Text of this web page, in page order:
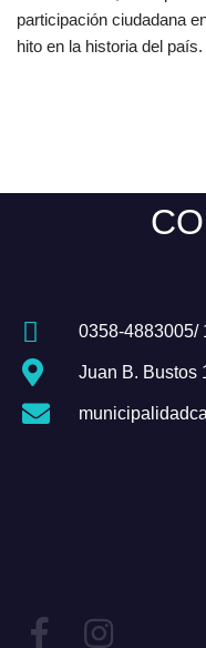
participación ciudadana
hito en la historia del país.
0358-4883005/
Juan B. Bustos